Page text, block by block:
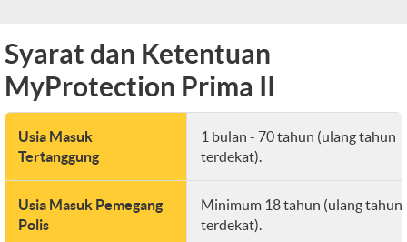
Syarat dan Ketentuan
MyProtection Prima II
Usia Masuk
Tertanggung
1 bulan - 70 tahun (ulang tahun
terdekat).
Usia Masuk Pemegang
Polis
Minimum 18 tahun (ulang tahun
terdekat).